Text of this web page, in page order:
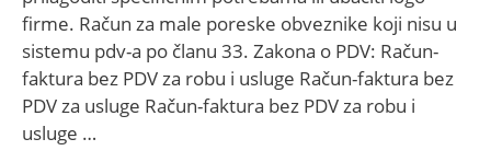
firme. Račun za male poreske obveznike koji nisu u
sistemu pdv-a po članu 33. Zakona o PDV: Račun-
faktura bez PDV za robu i usluge Račun-faktura bez
PDV za usluge Račun-faktura bez PDV za robu i
usluge …